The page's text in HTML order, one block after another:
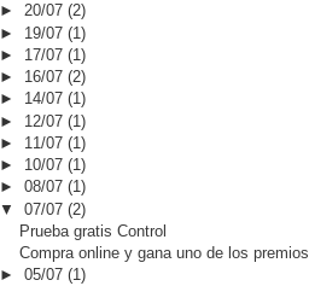
►20/07(2)
► 19/07(1)
► 17/07(1)
► 16/07(2)
► 14/07(1)
► 12/07(1)
► 11/07(1)
► 10/07(1)
►08/07(1)
▼07/07(2)
Prueba gratis Control
Compra online y gana uno de los premios
►05/07(1)